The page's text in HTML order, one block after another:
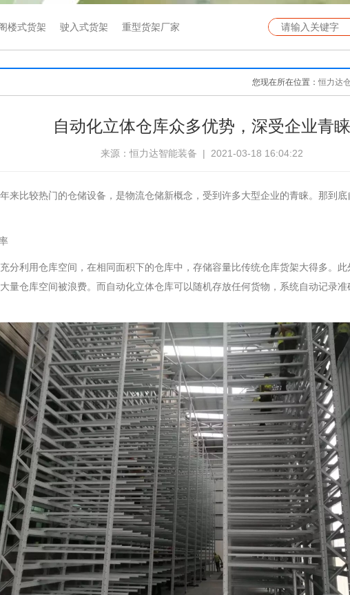
楼式货架 驶入式货架 重型货架厂家
您现在所在位置： 恒力达
自动化立体仓库众多优势，深受企业青睐
来源：恒力达智能装备 | 2021-03-18 16:04:22
来比较热门的仓储设备，是物流仓储新概念，受到许多大型企业的青睐。那到
分利用仓库空间，在相同面积下的仓库中，存储容量比传统仓库货架大得多。
量仓库空间被浪费。而自动化立体仓库可以随机存放任何货物，系统自动记录